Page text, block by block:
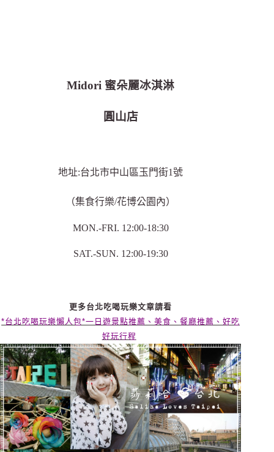
Midori 蜜朵麗冰淇淋
圓山店
地址:台北市中山區玉門街1號
（集食行樂/花博公園內）
MON.-FRI. 12:00-18:30
SAT.-SUN. 12:00-19:30
更多台北吃喝玩樂文章請看
*台北吃喝玩樂懶人包*一日遊景點推薦、美食、餐廳推薦、好吃
好玩行程